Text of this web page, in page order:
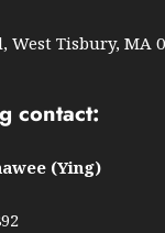
West Tisbury, MA
contact:
(Ying)